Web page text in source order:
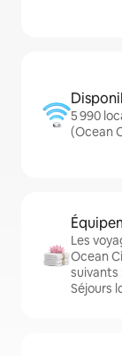
5 990
(Ocean
Les
Ocean
suivants
Séjours